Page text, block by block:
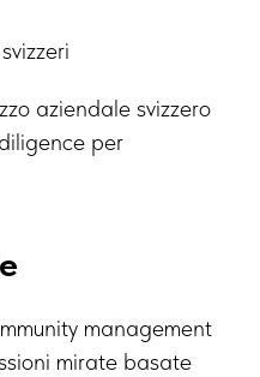
aziendale svizzero
per
management
mirate basate